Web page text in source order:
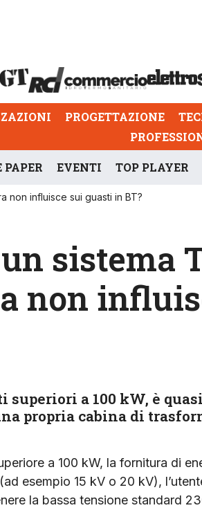
PROGETTAZIONE
EVENTI TOP PLAYER
non influisce sui guasti in BT?
sistema
non
a 100 kW, è
propria cabina di
a 100 kW, la fornitura di
esempio 15 kV o 20 kV),
la bassa tensione standard